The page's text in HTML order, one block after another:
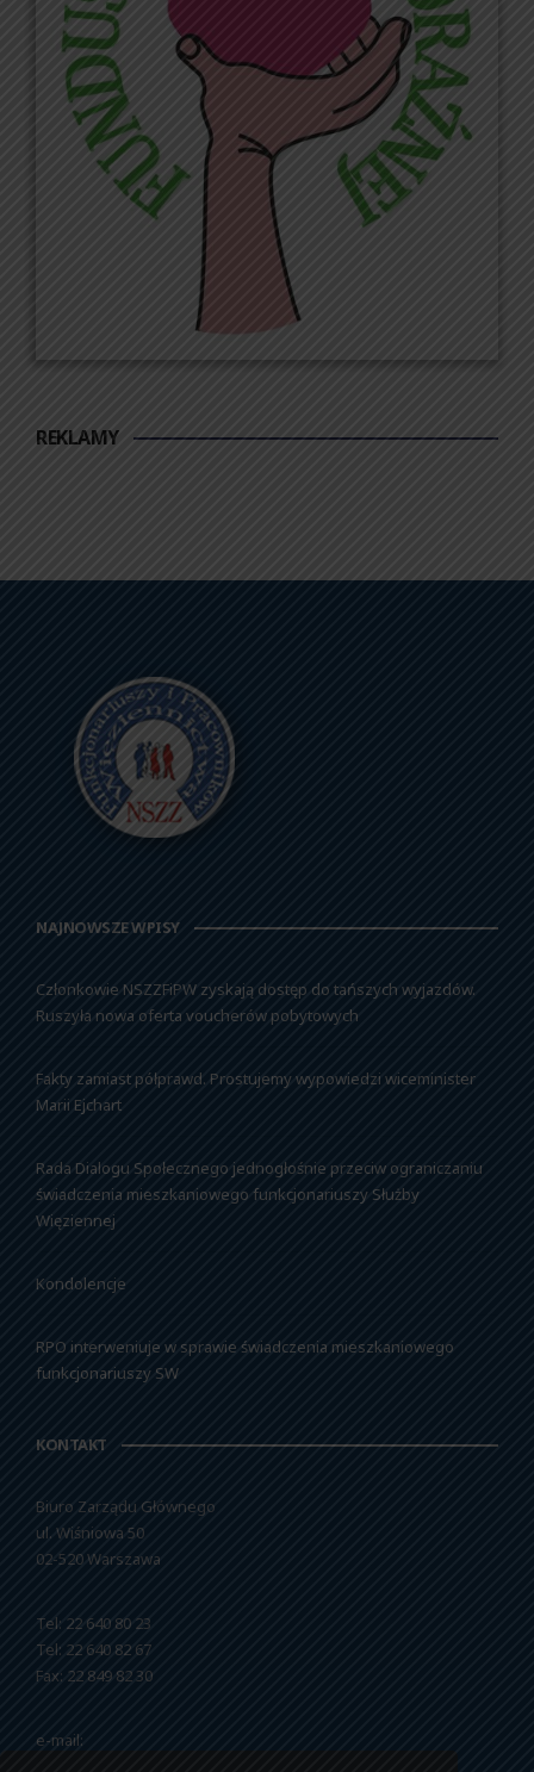
REKLAMY
NAJNOWSZE WPISY
Członkowie NSZZFiPW zyskają dostęp do tańszych wyjazdów.
Ruszyła nowa oferta voucherów pobytowych
Fakty zamiast półprawd. Prostujemy wypowiedzi wiceminister
Marii Ejchart
Rada Dialogu Społecznego jednogłośnie przeciw ograniczaniu
świadczenia mieszkaniowego funkcjonariuszy Służby
Więziennej
Kondolencje
RPO interweniuje w sprawie świadczenia mieszkaniowego
funkcjonariuszy SW
KONTAKT
Biuro Zarządu Głównego
ul. Wiśniowa 50
02-520 Warszawa
Tel: 22 640 80 23
Tel: 22 640 82 67
Fax: 22 849 82 30
e-mail: